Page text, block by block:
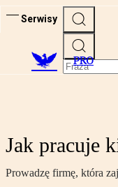
Serwisy
PRO
Jak pracuje
Prowadzę firmę, która